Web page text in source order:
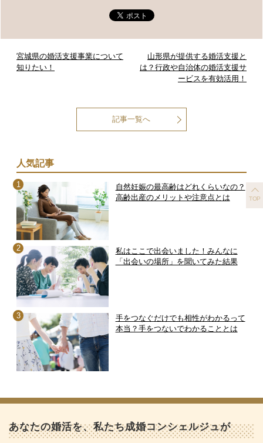
宮城県の婚活支援事業について
知りたい！
山形県が提供する婚活支援と
は？行政や自治体の婚活支援サ
ービスを有効活用！
記事一覧へ
人気記事
自然妊娠の最高齢はどれくらいなの？
高齢出産のメリットや注意点とは
私はここで出会いました！みんなに
「出会いの場所」を聞いてみた結果
手をつなぐだけでも相性がわかるって
本当？手をつないでわかることとは
TOP
あなたの婚活を、私たち成婚コンシェルジュが